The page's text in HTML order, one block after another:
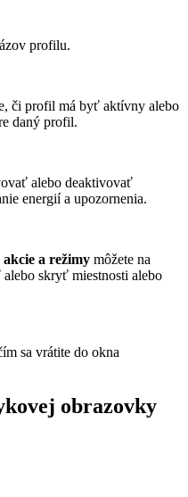
profilu.
či profil má byť aktívny alebo
daný profil.
alebo deaktivovať
energií a upozornenia.
a režimy môžete na
skryť miestnosti alebo
sa vrátite do okna
obrazovky